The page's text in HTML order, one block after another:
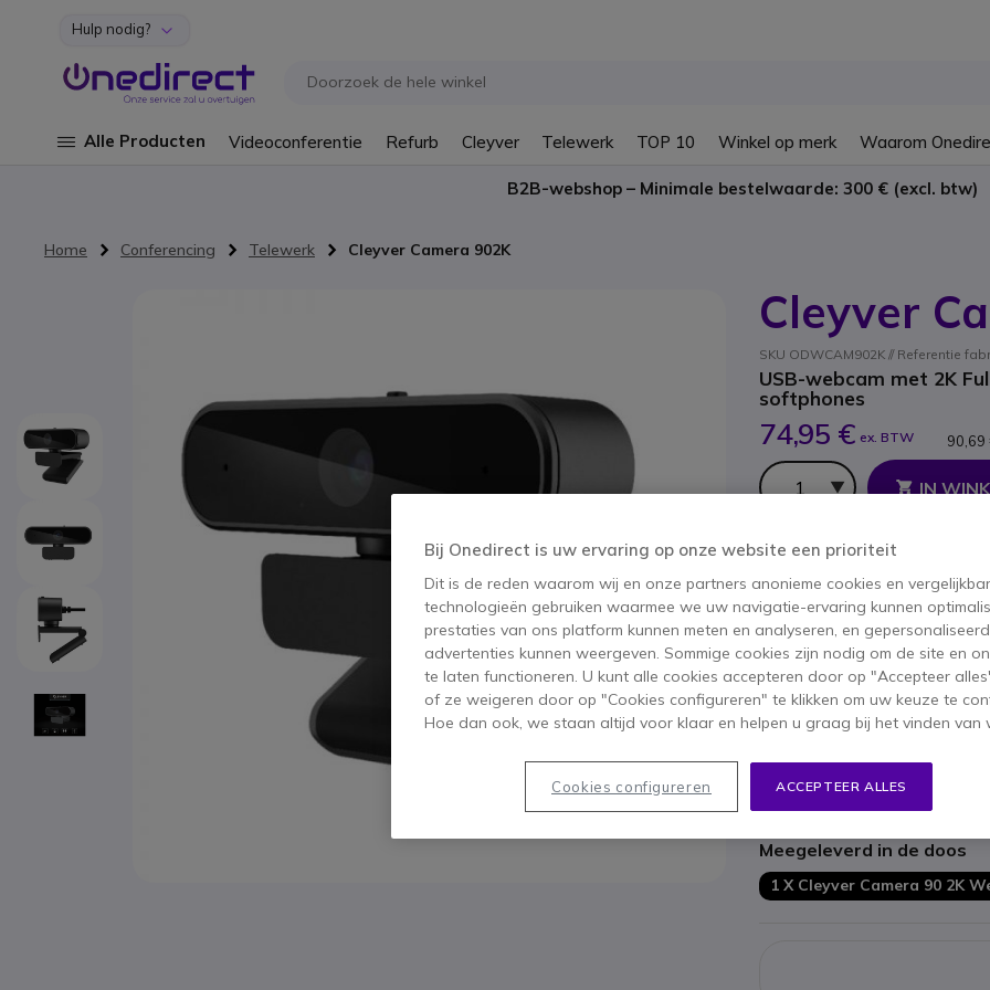
Ga naar de inhoud
Hulp nodig?
Alle Producten Videoconferentie Refurb Cleyver Telewerk TOP 10 Winkel op merk Waarom
B2B-webshop – Minimale bestelwaarde: 300 € (excl. btw)
Home Conferencing Telewerk Cleyver Camera 902K
Cleyver
SKU ODWCAM902K // Referentie
USB-webcam met 2K
softphones
74,95 € ex. BTW 90,69
Aantal
IN
52 producten op voorraad
Belangrijkste kenmerken
Plug & Play USB-webcam
4MPsensor met2K Full-HD
Kijkhoek van 90 ° met een
OptimaleTrue WDR-
Voorzien van privacy shutter
Compatibel met alle
Toon meer
Meegeleverd in de doos
1 X Cleyver Camera 90 2K
Bij Onedirect is uw ervaring op onze website een prioriteit
Dit is de reden waarom wij en onze partners anonieme cookies en
technologieën gebruiken waarmee we uw navigatie-ervaring kunnen
prestaties van ons platform kunnen meten en analyseren, en
advertenties kunnen weergeven. Sommige cookies zijn nodig om de site en
te laten functioneren. U kunt alle cookies accepteren door op "Accepteer
of ze weigeren door op "Cookies configureren" te klikken om uw keuze te
Hoe dan ook, we staan altijd voor klaar en helpen u graag bij het vinden van
ACCEPTEER ALLES
Cookies configureren